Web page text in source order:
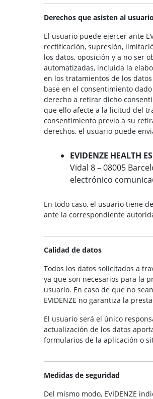
Derechos que asisten al usuario
El usuario puede ejercer ante
rectificación, supresión,
los datos, oposición y a no ser
automatizadas, incluida la
en los tratamientos de los
base en el consentimiento
derecho a retirar dicho
que ello afecte a la licitud del
consentimiento previo a su
derechos, el usuario puede
EVIDENZE HEALTH
Vidal 8 – 08005
electrónico
En todo caso, el usuario tiene
ante la correspondiente
Calidad de datos
Todos los datos solicitados a
ya que son necesarios para la
usuario. En caso de que no
EVIDENZE no garantiza la
El usuario será el único
actualización de los datos
formularios de la aplicación o
Medidas de seguridad
Del mismo modo, EVIDENZE